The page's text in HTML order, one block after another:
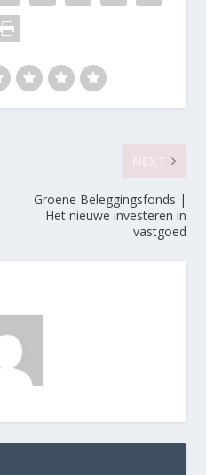
Groene Beleggingsfonds |
Het nieuwe investeren in
vastgoed